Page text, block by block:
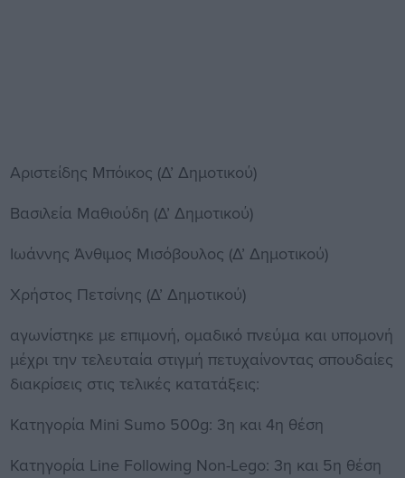
Αριστείδης Μπόικος (Δ’ Δημοτικού)
Βασιλεία Μαθιούδη (Δ’ Δημοτικού)
Ιωάννης Άνθιμος Μισόβουλος (Δ’ Δημοτικού)
Χρήστος Πετσίνης (Δ’ Δημοτικού)
αγωνίστηκε με επιμονή, ομαδικό πνεύμα και υπομονή
μέχρι την τελευταία στιγμή πετυχαίνοντας σπουδαίες
διακρίσεις στις τελικές κατατάξεις:
Κατηγορία Mini Sumo 500g: 3η και 4η θέση
Κατηγορία Line Following Non-Lego: 3η και 5η θέση